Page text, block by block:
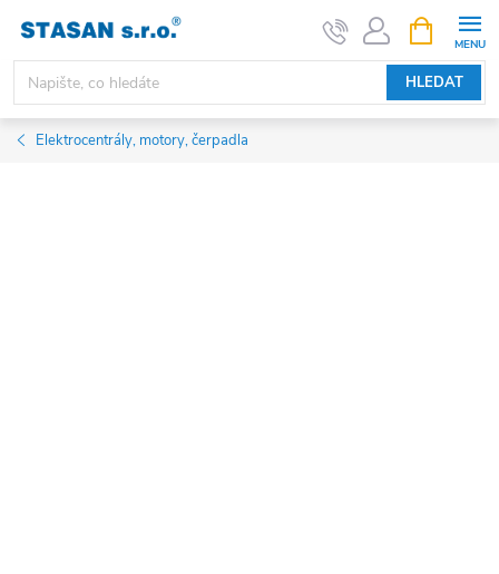
obsah
HLEDAT
NÁKUPNÍ
KOŠÍK
Elektrocentrály, motory, čerpadla